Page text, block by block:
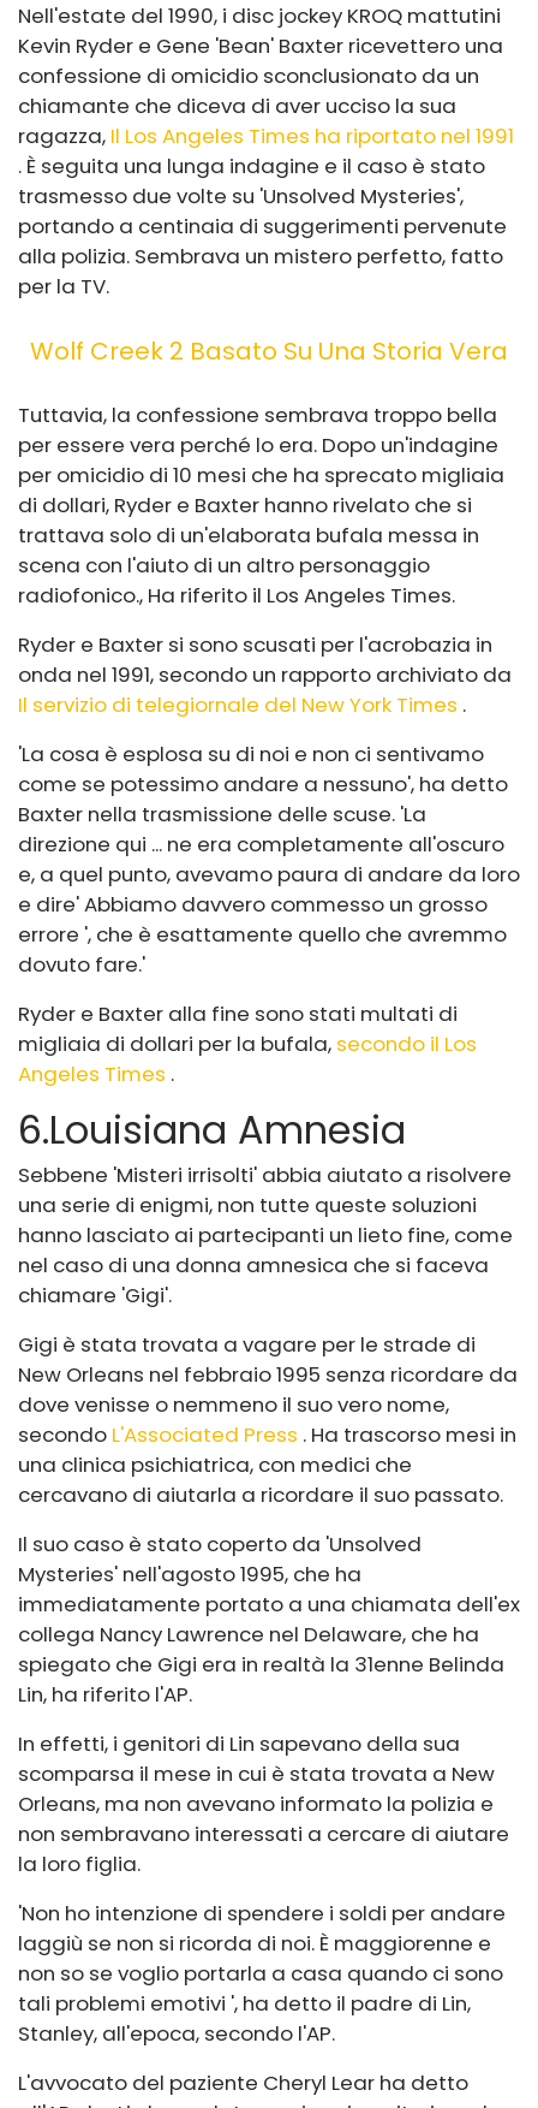
Nell'estate del 1990, i disc jockey KROQ mattutini
Kevin Ryder e Gene 'Bean' Baxter ricevettero una
confessione di omicidio sconclusionato da un
chiamante che diceva di aver ucciso la sua
ragazza, Il Los Angeles Times ha riportato nel 1991
. È seguita una lunga indagine e il caso è stato
trasmesso due volte su 'Unsolved Mysteries',
portando a centinaia di suggerimenti pervenute
alla polizia. Sembrava un mistero perfetto, fatto
per la TV.
Wolf Creek 2 Basato Su Una Storia Vera
Tuttavia, la confessione sembrava troppo bella
per essere vera perché lo era. Dopo un'indagine
per omicidio di 10 mesi che ha sprecato migliaia
di dollari, Ryder e Baxter hanno rivelato che si
trattava solo di un'elaborata bufala messa in
scena con l'aiuto di un altro personaggio
radiofonico., Ha riferito il Los Angeles Times.
Ryder e Baxter si sono scusati per l'acrobazia in
onda nel 1991, secondo un rapporto archiviato da
Il servizio di telegiornale del New York Times .
'La cosa è esplosa su di noi e non ci sentivamo
come se potessimo andare a nessuno', ha detto
Baxter nella trasmissione delle scuse. 'La
direzione qui ... ne era completamente all'oscuro
e, a quel punto, avevamo paura di andare da loro
e dire' Abbiamo davvero commesso un grosso
errore ', che è esattamente quello che avremmo
dovuto fare.'
Ryder e Baxter alla fine sono stati multati di
migliaia di dollari per la bufala, secondo il Los
Angeles Times .
6.Louisiana Amnesia
Sebbene 'Misteri irrisolti' abbia aiutato a risolvere
una serie di enigmi, non tutte queste soluzioni
hanno lasciato ai partecipanti un lieto fine, come
nel caso di una donna amnesica che si faceva
chiamare 'Gigi'.
Gigi è stata trovata a vagare per le strade di
New Orleans nel febbraio 1995 senza ricordare da
dove venisse o nemmeno il suo vero nome,
secondo L'Associated Press . Ha trascorso mesi in
una clinica psichiatrica, con medici che
cercavano di aiutarla a ricordare il suo passato.
Il suo caso è stato coperto da 'Unsolved
Mysteries' nell'agosto 1995, che ha
immediatamente portato a una chiamata dell'ex
collega Nancy Lawrence nel Delaware, che ha
spiegato che Gigi era in realtà la 31enne Belinda
Lin, ha riferito l'AP.
In effetti, i genitori di Lin sapevano della sua
scomparsa il mese in cui è stata trovata a New
Orleans, ma non avevano informato la polizia e
non sembravano interessati a cercare di aiutare
la loro figlia.
'Non ho intenzione di spendere i soldi per andare
laggiù se non si ricorda di noi. È maggiorenne e
non so se voglio portarla a casa quando ci sono
tali problemi emotivi ', ha detto il padre di Lin,
Stanley, all'epoca, secondo l'AP.
L'avvocato del paziente Cheryl Lear ha detto